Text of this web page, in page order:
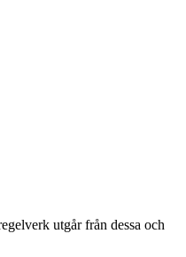
utgår från dessa och